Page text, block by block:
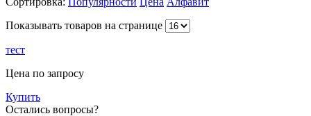
Показывать товаров на странице
тест
Цена по запросу
Купить
Остались вопросы?